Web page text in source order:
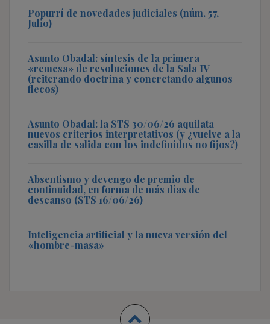
Popurrí de novedades judiciales (núm. 57,
Julio)
Asunto Obadal: síntesis de la primera
«remesa» de resoluciones de la Sala IV
(reiterando doctrina y concretando algunos
flecos)
Asunto Obadal: la STS 30/06/26 aquilata
nuevos criterios interpretativos (y ¿vuelve a la
casilla de salida con los indefinidos no fijos?)
Absentismo y devengo de premio de
continuidad, en forma de más días de
descanso (STS 16/06/26)
Inteligencia artificial y la nueva versión del
«hombre-masa»